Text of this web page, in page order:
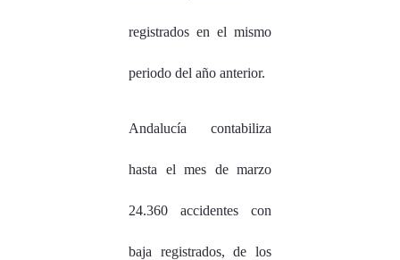
registrados en el mismo
periodo del año anterior.
Andalucía contabiliza
hasta el mes de marzo
24.360 accidentes con
baja registrados, de los